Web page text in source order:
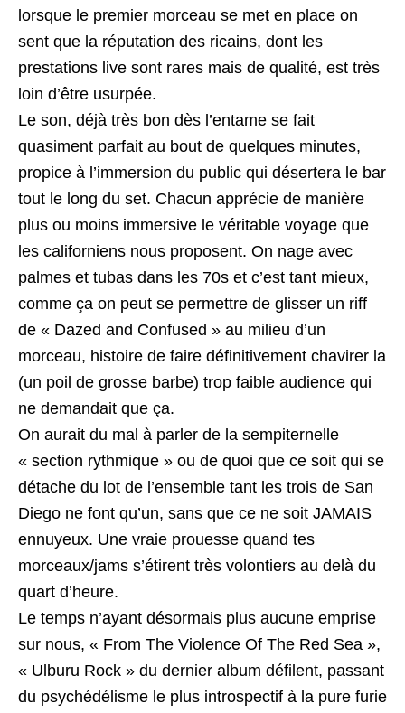
lorsque le premier morceau se met en place on
sent que la réputation des ricains, dont les
prestations live sont rares mais de qualité, est très
loin d’être usurpée.
Le son, déjà très bon dès l’entame se fait
quasiment parfait au bout de quelques minutes,
propice à l’immersion du public qui désertera le bar
tout le long du set. Chacun apprécie de manière
plus ou moins immersive le véritable voyage que
les californiens nous proposent. On nage avec
palmes et tubas dans les 70s et c’est tant mieux,
comme ça on peut se permettre de glisser un riff
de « Dazed and Confused » au milieu d’un
morceau, histoire de faire définitivement chavirer la
(un poil de grosse barbe) trop faible audience qui
ne demandait que ça.
On aurait du mal à parler de la sempiternelle
« section rythmique » ou de quoi que ce soit qui se
détache du lot de l’ensemble tant les trois de San
Diego ne font qu’un, sans que ce ne soit JAMAIS
ennuyeux. Une vraie prouesse quand tes
morceaux/jams s’étirent très volontiers au delà du
quart d’heure.
Le temps n’ayant désormais plus aucune emprise
sur nous, « From The Violence Of The Red Sea »,
« Ulburu Rock » du dernier album défilent, passant
du psychédélisme le plus introspectif à la pure furie